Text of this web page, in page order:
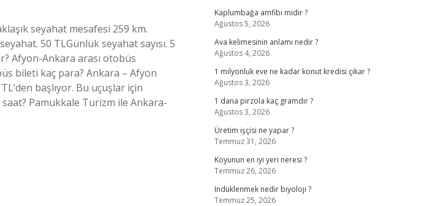
seyahat mesafesi 259 km.
50 TLGünlük seyahat sayısı. 5
Afyon-Ankara arası otobüs
bileti kaç para? Ankara – Afyon
başlıyor. Bu uçuşlar için
Pamukkale Turizm ile Ankara-
Kaplumbağa amfibi midir ?
Ağustos 5, 2026
Ava kelimesinin anlamı nedir ?
Ağustos 4, 2026
1 milyonluk eve ne kadar konut kredisi çıkar ?
Ağustos 3, 2026
1 dana pirzola kaç gramdır ?
Ağustos 3, 2026
Üretim işçisi ne yapar ?
Temmuz 31, 2026
Koyunun en iyi yeri neresi ?
Temmuz 26, 2026
Indüklenmek nedir biyoloji ?
Temmuz 25, 2026